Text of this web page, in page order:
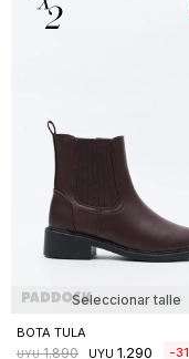
Seleccionar talle
BOTA TULA
UYU 1.890 UYU 1.290 31